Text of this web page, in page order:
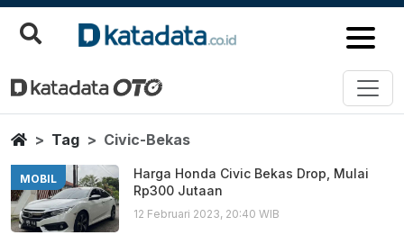
Civic Bekas
Berita Terbaru
HomeTag Civic-Bekas
MOBIL
Harga Honda Civic Bekas Drop, Mulai
Rp300 Jutaan
12 Februari 2023, 20:40 WIB